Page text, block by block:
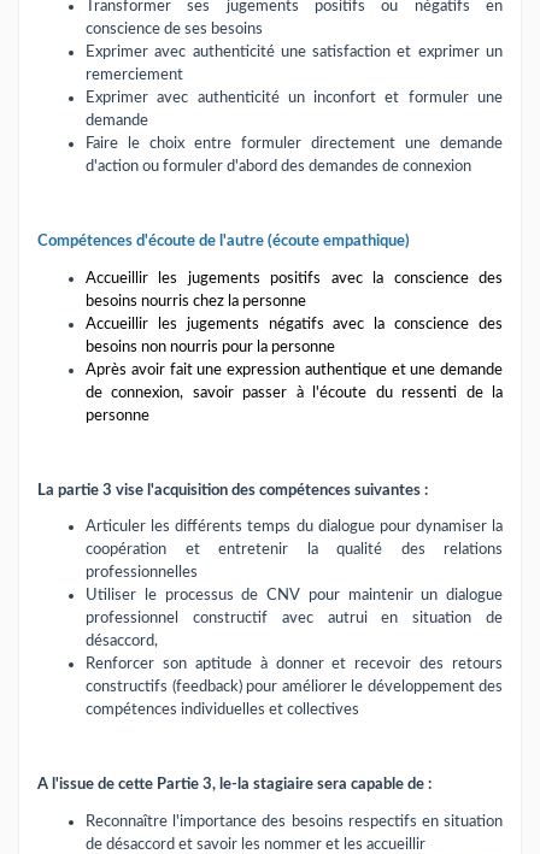
Transformer ses jugements positifs ou négatifs en
conscience de ses besoins
Exprimer avec authenticité une satisfaction et exprimer un
remerciement
Exprimer avec authenticité un inconfort et formuler une
demande
Faire le choix entre formuler directement une demande
d'action ou formuler d'abord des demandes de connexion
Compétences d'écoute de l'autre (écoute empathique)
Accueillir les jugements positifs avec la conscience des
besoins nourris chez la personne
Accueillir les jugements négatifs avec la conscience des
besoins non nourris pour la personne
Après avoir fait une expression authentique et une demande
de connexion, savoir passer à l'écoute du ressenti de la
personne
La partie 3 vise l'acquisition des compétences suivantes :
Articuler les différents temps du dialogue pour dynamiser la
coopération et entretenir la qualité des relations
professionnelles
Utiliser le processus de CNV pour maintenir un dialogue
professionnel constructif avec autrui en situation de
désaccord,
Renforcer son aptitude à donner et recevoir des retours
constructifs (feedback) pour améliorer le développement des
compétences individuelles et collectives
A l'issue de cette Partie 3, le-la stagiaire sera capable de :
Reconnaître l'importance des besoins respectifs en situation
de désaccord et savoir les nommer et les accueillir